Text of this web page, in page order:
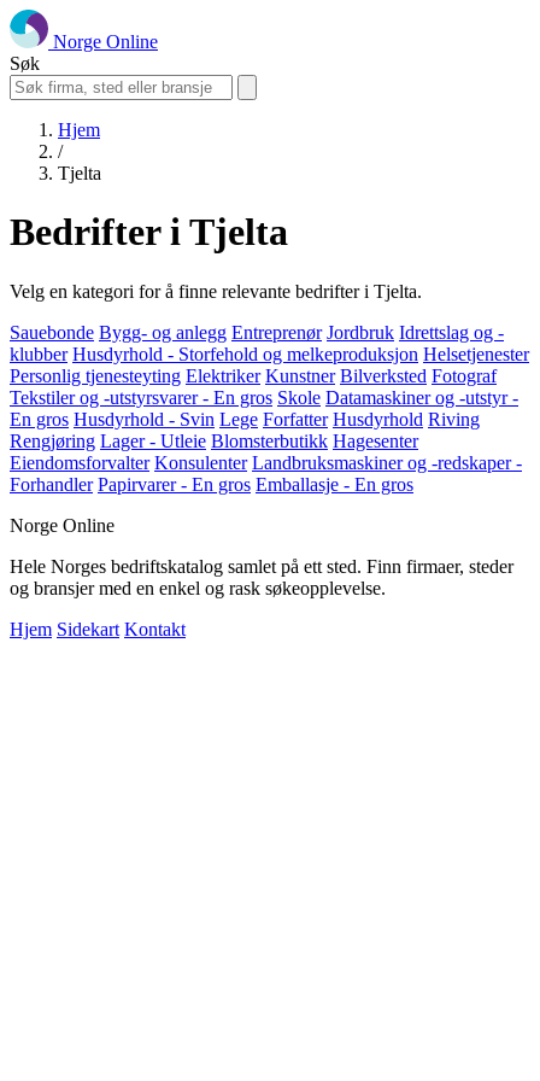
Norge Online
Søk
Hjem
/
Tjelta
Bedrifter i Tjelta
Velg en kategori for å finne relevante bedrifter i Tjelta.
Sauebonde Bygg- og anlegg Entreprenør Jordbruk Idrettslag og -
klubber Husdyrhold - Storfehold og melkeproduksjon Helsetjenester
Personlig tjenesteyting Elektriker Kunstner Bilverksted Fotograf
Tekstiler og -utstyrsvarer - En gros Skole Datamaskiner og -utstyr -
En gros Husdyrhold - Svin Lege Forfatter Husdyrhold Riving
Rengjøring Lager - Utleie Blomsterbutikk Hagesenter
Eiendomsforvalter Konsulenter Landbruksmaskiner og -redskaper -
Forhandler Papirvarer - En gros Emballasje - En gros
Norge Online
Hele Norges bedriftskatalog samlet på ett sted. Finn firmaer, steder
og bransjer med en enkel og rask søkeopplevelse.
Hjem Sidekart Kontakt